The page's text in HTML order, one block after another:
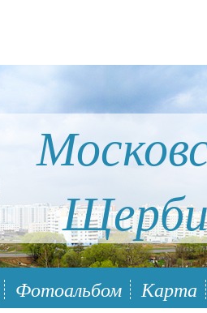
Фотоальбом Карта